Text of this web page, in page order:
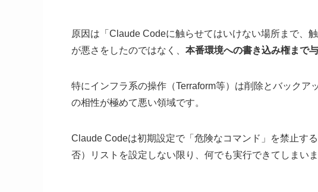
原因は「Claude Codeに触らせてはいけない場所まで、
が悪さをしたのではなく、 本番環境への書き込み権まで
特にインフラ系の操作（Terraform等）は削除とバックア
の相性が極めて悪い領域です。
Claude Codeは初期設定で「危険なコマンド」を禁止す
否）リストを設定しない限り、何でも実行できてしまいま